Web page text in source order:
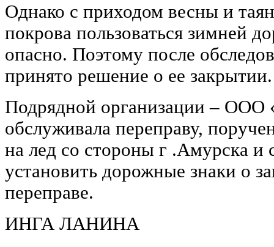
Однако с приходом весны и
покрова пользоваться зимней
опасно. Поэтому после
принято решение о ее закрытии.
Подрядной организации – ООО
обслуживала переправу,
на лед со стороны г .Амурска и
установить дорожные знаки о
переправе.
ИНГА ЛАНИНА